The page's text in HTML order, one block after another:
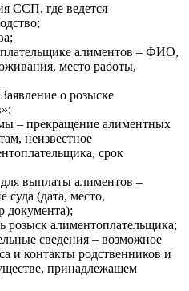
ССП, где ведется
алиментов – ФИО,
место работы,
о розыске
– прекращение алиментных
неизвестное
срок
выплаты алиментов –
суда (дата, место,
документа);
розыск алиментоплательщика;
сведения – возможное
и контакты родственников и
принадлежащем